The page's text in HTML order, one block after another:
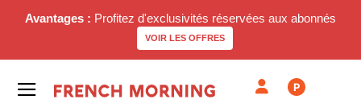
Avantages : Profitez d'exclusivités réservées aux abonnés
VOIR LES OFFRES
P